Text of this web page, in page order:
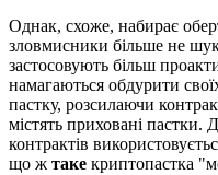
Однак, схоже, набирає
зловмисники більше не
застосовують більш
намагаються обдурити
пастку, розсилаючи
містять приховані пастки.
контрактів
що ж таке криптопастка